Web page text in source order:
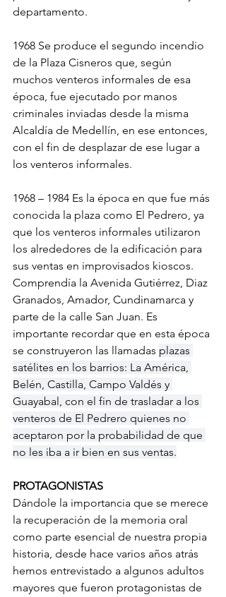
departamento.
1968 Se produce el segundo incendio
de la Plaza Cisneros que, según
muchos venteros informales de esa
época, fue ejecutado por manos
criminales inviadas desde la misma
Alcaldía de Medellín, en ese entonces,
con el fin de desplazar de ese lugar a
los venteros informales.
1968 – 1984 Es la época en que fue más
conocida la plaza como El Pedrero, ya
que los venteros informales utilizaron
los alrededores de la edificación para
sus ventas en improvisados kioscos.
Comprendía la Avenida Gutiérrez, Diaz
Granados, Amador, Cundinamarca y
parte de la calle San Juan. Es
importante recordar que en esta época
se construyeron las llamadas plazas
satélites en los barrios: La América,
Belén, Castilla, Campo Valdés y
Guayabal, con el fin de trasladar a los
venteros de El Pedrero quienes no
aceptaron por la probabilidad de que
no les iba a ir bien en sus ventas.
PROTAGONISTAS
Dándole la importancia que se merece
la recuperación de la memoria oral
como parte esencial de nuestra propia
historia, desde hace varios años atrás
hemos entrevistado a algunos adultos
mayores que fueron protagonistas de